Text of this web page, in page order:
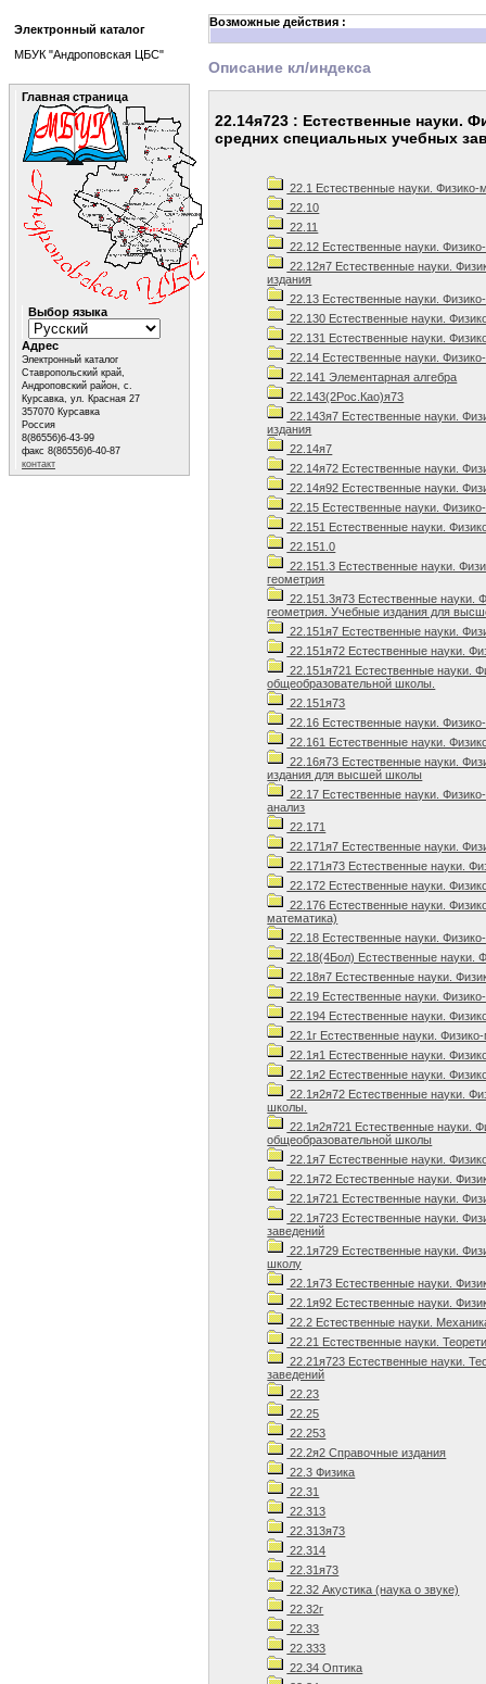
Возможные действия :
Описание кл/индекса
22.14я723 : Естественные науки.
средних специальных учебных
22.1 Естественные науки.
22.10
22.11
22.12 Естественные науки.
22.12я7 Естественные науки.
издания
22.13 Естественные науки.
22.130 Естественные науки.
22.131 Естественные науки.
22.14 Естественные науки.
22.141 Элементарная алгебра
22.143(2Рос.Као)я73
22.143я7 Естественные науки.
издания
22.14я7
22.14я72 Естественные науки.
22.14я92 Естественные науки.
22.15 Естественные науки.
22.151 Естественные науки.
22.151.0
22.151.3 Естественные науки.
геометрия
22.151.3я73 Естественные науки.
геометрия. Учебные издания для
22.151я7 Естественные науки.
22.151я72 Естественные науки.
22.151я721 Естественные науки.
общеобразовательной школы.
22.151я73
22.16 Естественные науки.
22.161 Естественные науки.
22.16я73 Естественные науки.
издания для высшей школы
22.17 Естественные науки.
анализ
22.171
22.171я7 Естественные науки.
22.171я73 Естественные науки.
22.172 Естественные науки.
22.176 Естественные науки.
математика)
22.18 Естественные науки.
22.18(4Бол) Естественные науки.
22.18я7 Естественные науки.
22.19 Естественные науки.
22.194 Естественные науки.
22.1г Естественные науки.
22.1я1 Естественные науки.
22.1я2 Естественные науки.
22.1я2я72 Естественные науки.
школы.
22.1я2я721 Естественные науки.
общеобразовательной школы
22.1я7 Естественные науки.
22.1я72 Естественные науки.
22.1я721 Естественные науки.
22.1я723 Естественные науки.
заведений
22.1я729 Естественные науки.
школу
22.1я73 Естественные науки.
22.1я92 Естественные науки.
22.2 Естественные науки.
22.21 Естественные науки.
22.21я723 Естественные науки.
заведений
22.23
22.25
22.253
22.2я2 Справочные издания
22.3 Физика
22.31
22.313
22.313я73
22.314
22.31я73
22.32 Акустика (наука о звуке)
22.32г
22.33
22.333
22.34 Оптика
Электронный каталог
МБУК "Андроповская ЦБС"
Главная страница
Выбор языка
Адрес
Электронный каталог
Ставропольский край,
Андроповский район, с.
Курсавка, ул. Красная 27
357070 Курсавка
Россия
8(86556)6-43-99
факс 8(86556)6-40-87
контакт